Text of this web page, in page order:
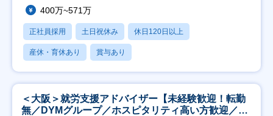
400万~571万
正社員採用 土日祝休み 休日120日以上
産休・育休あり 賞与あり
＜大阪＞就労支援アドバイザー【未経験歓迎！転勤
無／DYMグループ／ホスピタリティ高い方歓迎／土